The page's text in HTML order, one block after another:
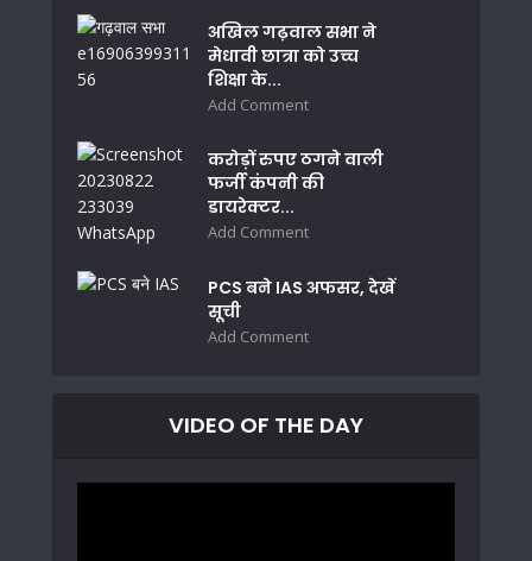
अखिल गढ़वाल सभा ने
मेधावी छात्रा को उच्च
शिक्षा के...
Add Comment
करोड़ों रुपए ठगने वाली
फर्जी कंपनी की
डायरेक्टर...
Add Comment
PCS बने IAS अफसर, देखें
सूची
Add Comment
VIDEO OF THE DAY